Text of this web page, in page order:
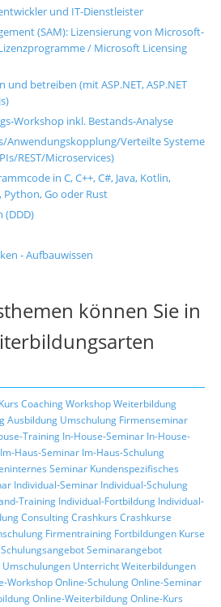
und IT-Dienstleister
(SAM): Lizensierung von Microsoft-
/ Microsoft Licensing
und betreiben (mit ASP.NET, ASP.NET
Workshop inkl. Bestands-Analyse
Anwendungskopplung/Verteilte Systeme
REST/Microservices)
in C, C++, C#, Java, Kotlin,
Python, Go oder Rust
(DDD)
- Aufbauwissen
können Sie in
Kurs CoachingWorkshopWeiterbildung
Ausbildung Umschulung Firmenseminar
Training In-House-Seminar In-House-
Im-Haus-Seminar Im-Haus-Schulung
Seminar Kundenspezifisches
Individual-Seminar Individual-Schulung
Training Individual-Fortbildung Individual-
ConsultingCrashkurs Crashkurse
Firmentraining Fortbildungen Kurse
SchulungsangebotSeminarangebot
Umschulungen UnterrichtWeiterbildungen
WorkshopOnline-SchulungOnline-Seminar
Online-WeiterbildungOnline-Kurs